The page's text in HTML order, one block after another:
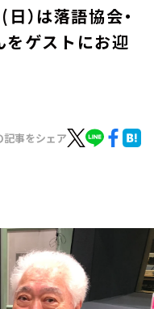
）は落語協会・
をゲストにお迎
記事をシェア